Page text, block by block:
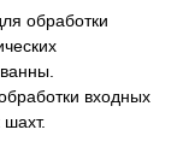
обработки
входных